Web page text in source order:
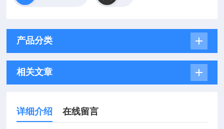
产品分类
相关文章
详细介绍 在线留言